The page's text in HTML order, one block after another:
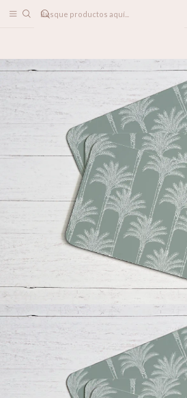
LINEA DECO Individuales Individuales Lanai